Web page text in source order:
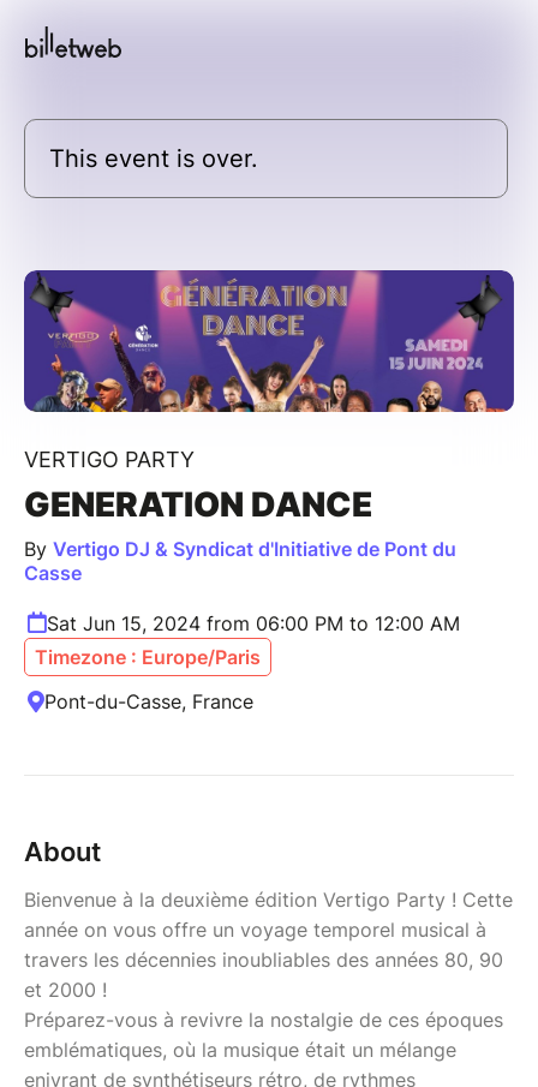
This event is over.
VERTIGO PARTY
GENERATION DANCE
By Vertigo DJ & Syndicat d'Initiative de Pont du
Casse
Sat Jun 15, 2024 from 06:00 PM to 12:00 AM
Timezone : Europe/Paris
Pont-du-Casse, France
About
Bienvenue à la deuxième édition Vertigo Party ! Cette
année on vous offre un voyage temporel musical à
travers les décennies inoubliables des années 80, 90
et 2000 !
Préparez-vous à revivre la nostalgie de ces époques
emblématiques, où la musique était un mélange
enivrant de synthétiseurs rétro, de rythmes